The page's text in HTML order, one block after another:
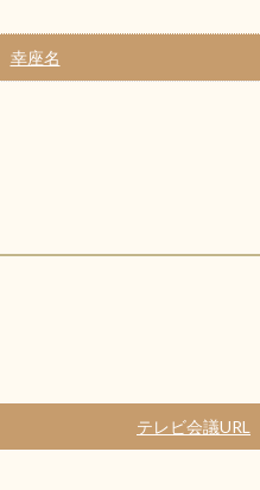
幸座名
テレビ会議URL